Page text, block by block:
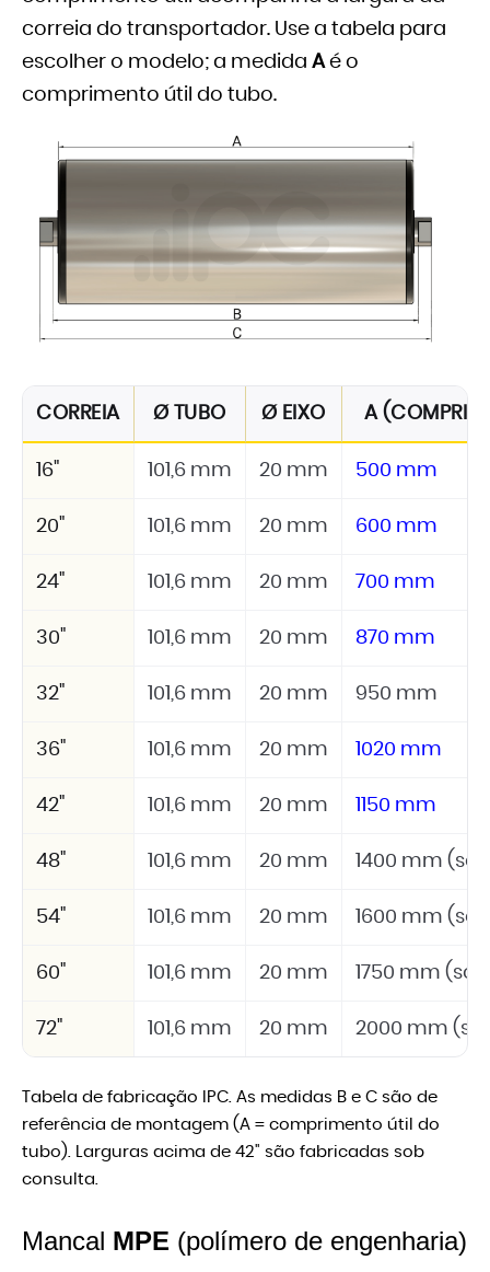
correia do transportador. Use a tabela para
escolher o modelo; a medida Aé o
comprimento útil do tubo.
CORREIA Ø TUBO Ø EIXO A
16" 101,6 mm 20 mm 500 mm
20" 101,6 mm 20 mm 600 mm
24" 101,6 mm 20 mm 700 mm
30" 101,6 mm 20 mm 870 mm
32" 101,6 mm 20 mm 950 mm
36" 101,6 mm 20 mm 1020 mm
42" 101,6 mm 20 mm 1150 mm
48" 101,6 mm 20 mm 1400 mm
54" 101,6 mm 20 mm 1600 mm
60" 101,6 mm 20 mm 1750 mm
72" 101,6 mm 20 mm 2000 mm
Tabela de fabricação IPC. As medidas B e C são de
referência de montagem (A = comprimento útil do
tubo). Larguras acima de 42" são fabricadas sob
consulta.
Mancal MPE (polímero de engenharia)